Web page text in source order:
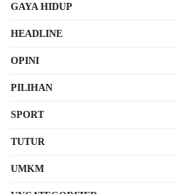
GAYA HIDUP
HEADLINE
OPINI
PILIHAN
SPORT
TUTUR
UMKM